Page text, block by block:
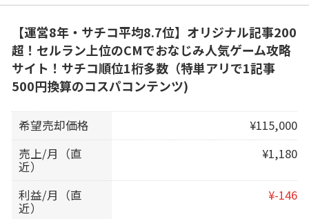
【運営8年・サチコ平均8.7位】オリジナル記事200
超！セルラン上位のCMでおなじみ人気ゲーム攻略
サイト！サチコ順位1桁多数（特単アリで1記事
500円換算のコスパコンテンツ)
希望売却価格
¥115,000
売上/月（直
近）
¥1,180
利益/月（直
近）
¥-146